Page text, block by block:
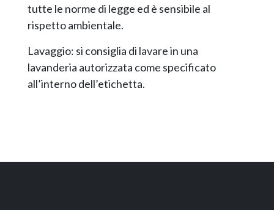
tutte le norme di legge ed è sensibile al
rispetto ambientale.
Lavaggio: si consiglia di lavare in una
lavanderia autorizzata come specificato
all’interno dell’etichetta.